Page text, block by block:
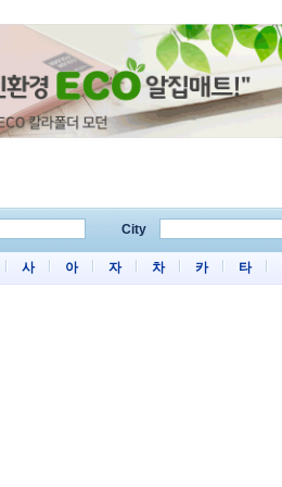
City
사 아 자 차 카 타